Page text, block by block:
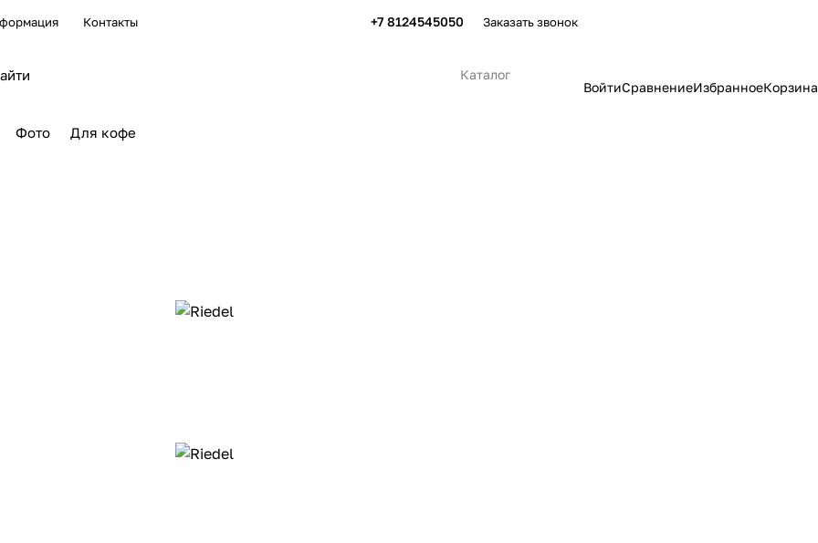
Контакты +7 8124545050 Заказать звонок
Каталог
ВойтиСравнениеИзбранноеКорзина
Фото Для кофе